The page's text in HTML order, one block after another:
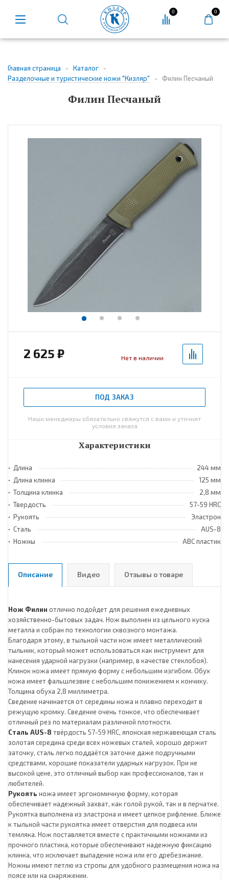
0 0
Главная страница - Каталог
-
Разделочные и туристические ножи "Кизляр"
- Филин Песчаный
Филин Песчаный
2 625 ₽ Нет в наличии
ПОД ЗАКАЗ
Наши менеджеры обязательно свяжутся с вами и уточнят
условия заказа
Характеристики
Длина
244 мм
Длина клинка
125 мм
Толщина клинка
2,8 мм
Твердость
57-59 HRC
Рукоять
Эластрон
Сталь
AUS-8
Ножны
ABC пластик
Описание Видео Отзывы о товаре
Нож Филин отлично подойдет для решения ежедневных
хозяйственно-бытовых задач. Нож выполнен из цельного куска
металла и собран по технологии сквозного монтажа.
Благодаря этому, в тыльной части нож имеет металлический
тыльник, который может использоваться как инструмент для
нанесения ударной нагрузки (например, в качестве стеклобоя).
Клинок ножа имеет прямую форму с небольшим изгибом. Обух
ножа имеет фальшлезвие с небольшим понижением к кончику.
Толщина обуха 2,8 миллиметра.
Сведение начинается от середины ножа и плавно переходит в
режущую кромку. Сведение очень тонкое, что обеспечивает
отличный рез по материалам различной плотности.
Сталь АUS-8 твёрдость 57-59 HRC, японская нержавеющая сталь
золотая середина среди всех ножевых сталей, хорошо держит
заточку, сталь легко поддаётся заточке даже подручными
средствами, хорошие показатели ударных нагрузок. При не
высокой цене, это отличный выбор как профессионалов, так и
любителей.
Рукоять ножа имеет эргономичную форму, которая
обеспечивает надежный захват, как голой рукой, так и в перчатке.
Рукоятка выполнена из эластрона и имеет цепкое рифление. Ближе
к тыльной части рукоятка имеет отверстия для подвеса или
темляка. Нож поставляется вместе с практичными ножнами из
прочного пластика, которые обеспечивают надежную фиксацию
клинка, что исключает выпадение ножа или его дребезжание.
Ножны имеют петлю из стропы для удобного размещения ножа на
поясе или на снаряжении.